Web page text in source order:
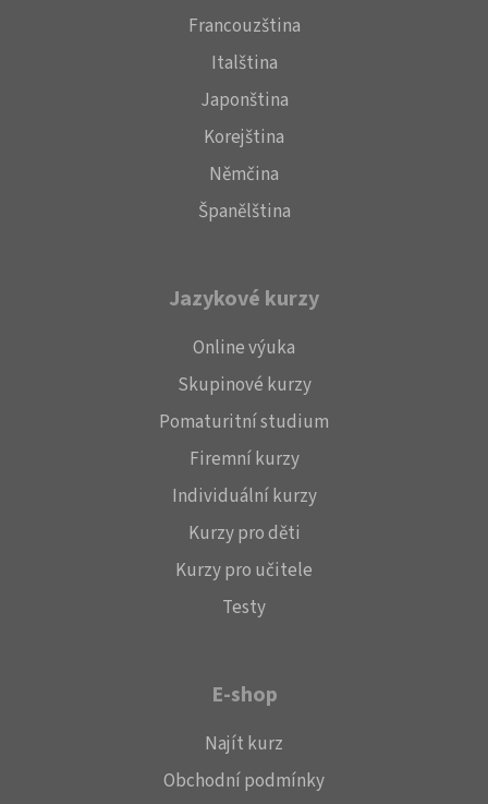
Francouzština
Italština
Japonština
Korejština
Němčina
Španělština
Jazykové kurzy
Online výuka
Skupinové kurzy
Pomaturitní studium
Firemní kurzy
Individuální kurzy
Kurzy pro děti
Kurzy pro učitele
Testy
E-shop
Najít kurz
Obchodní podmínky